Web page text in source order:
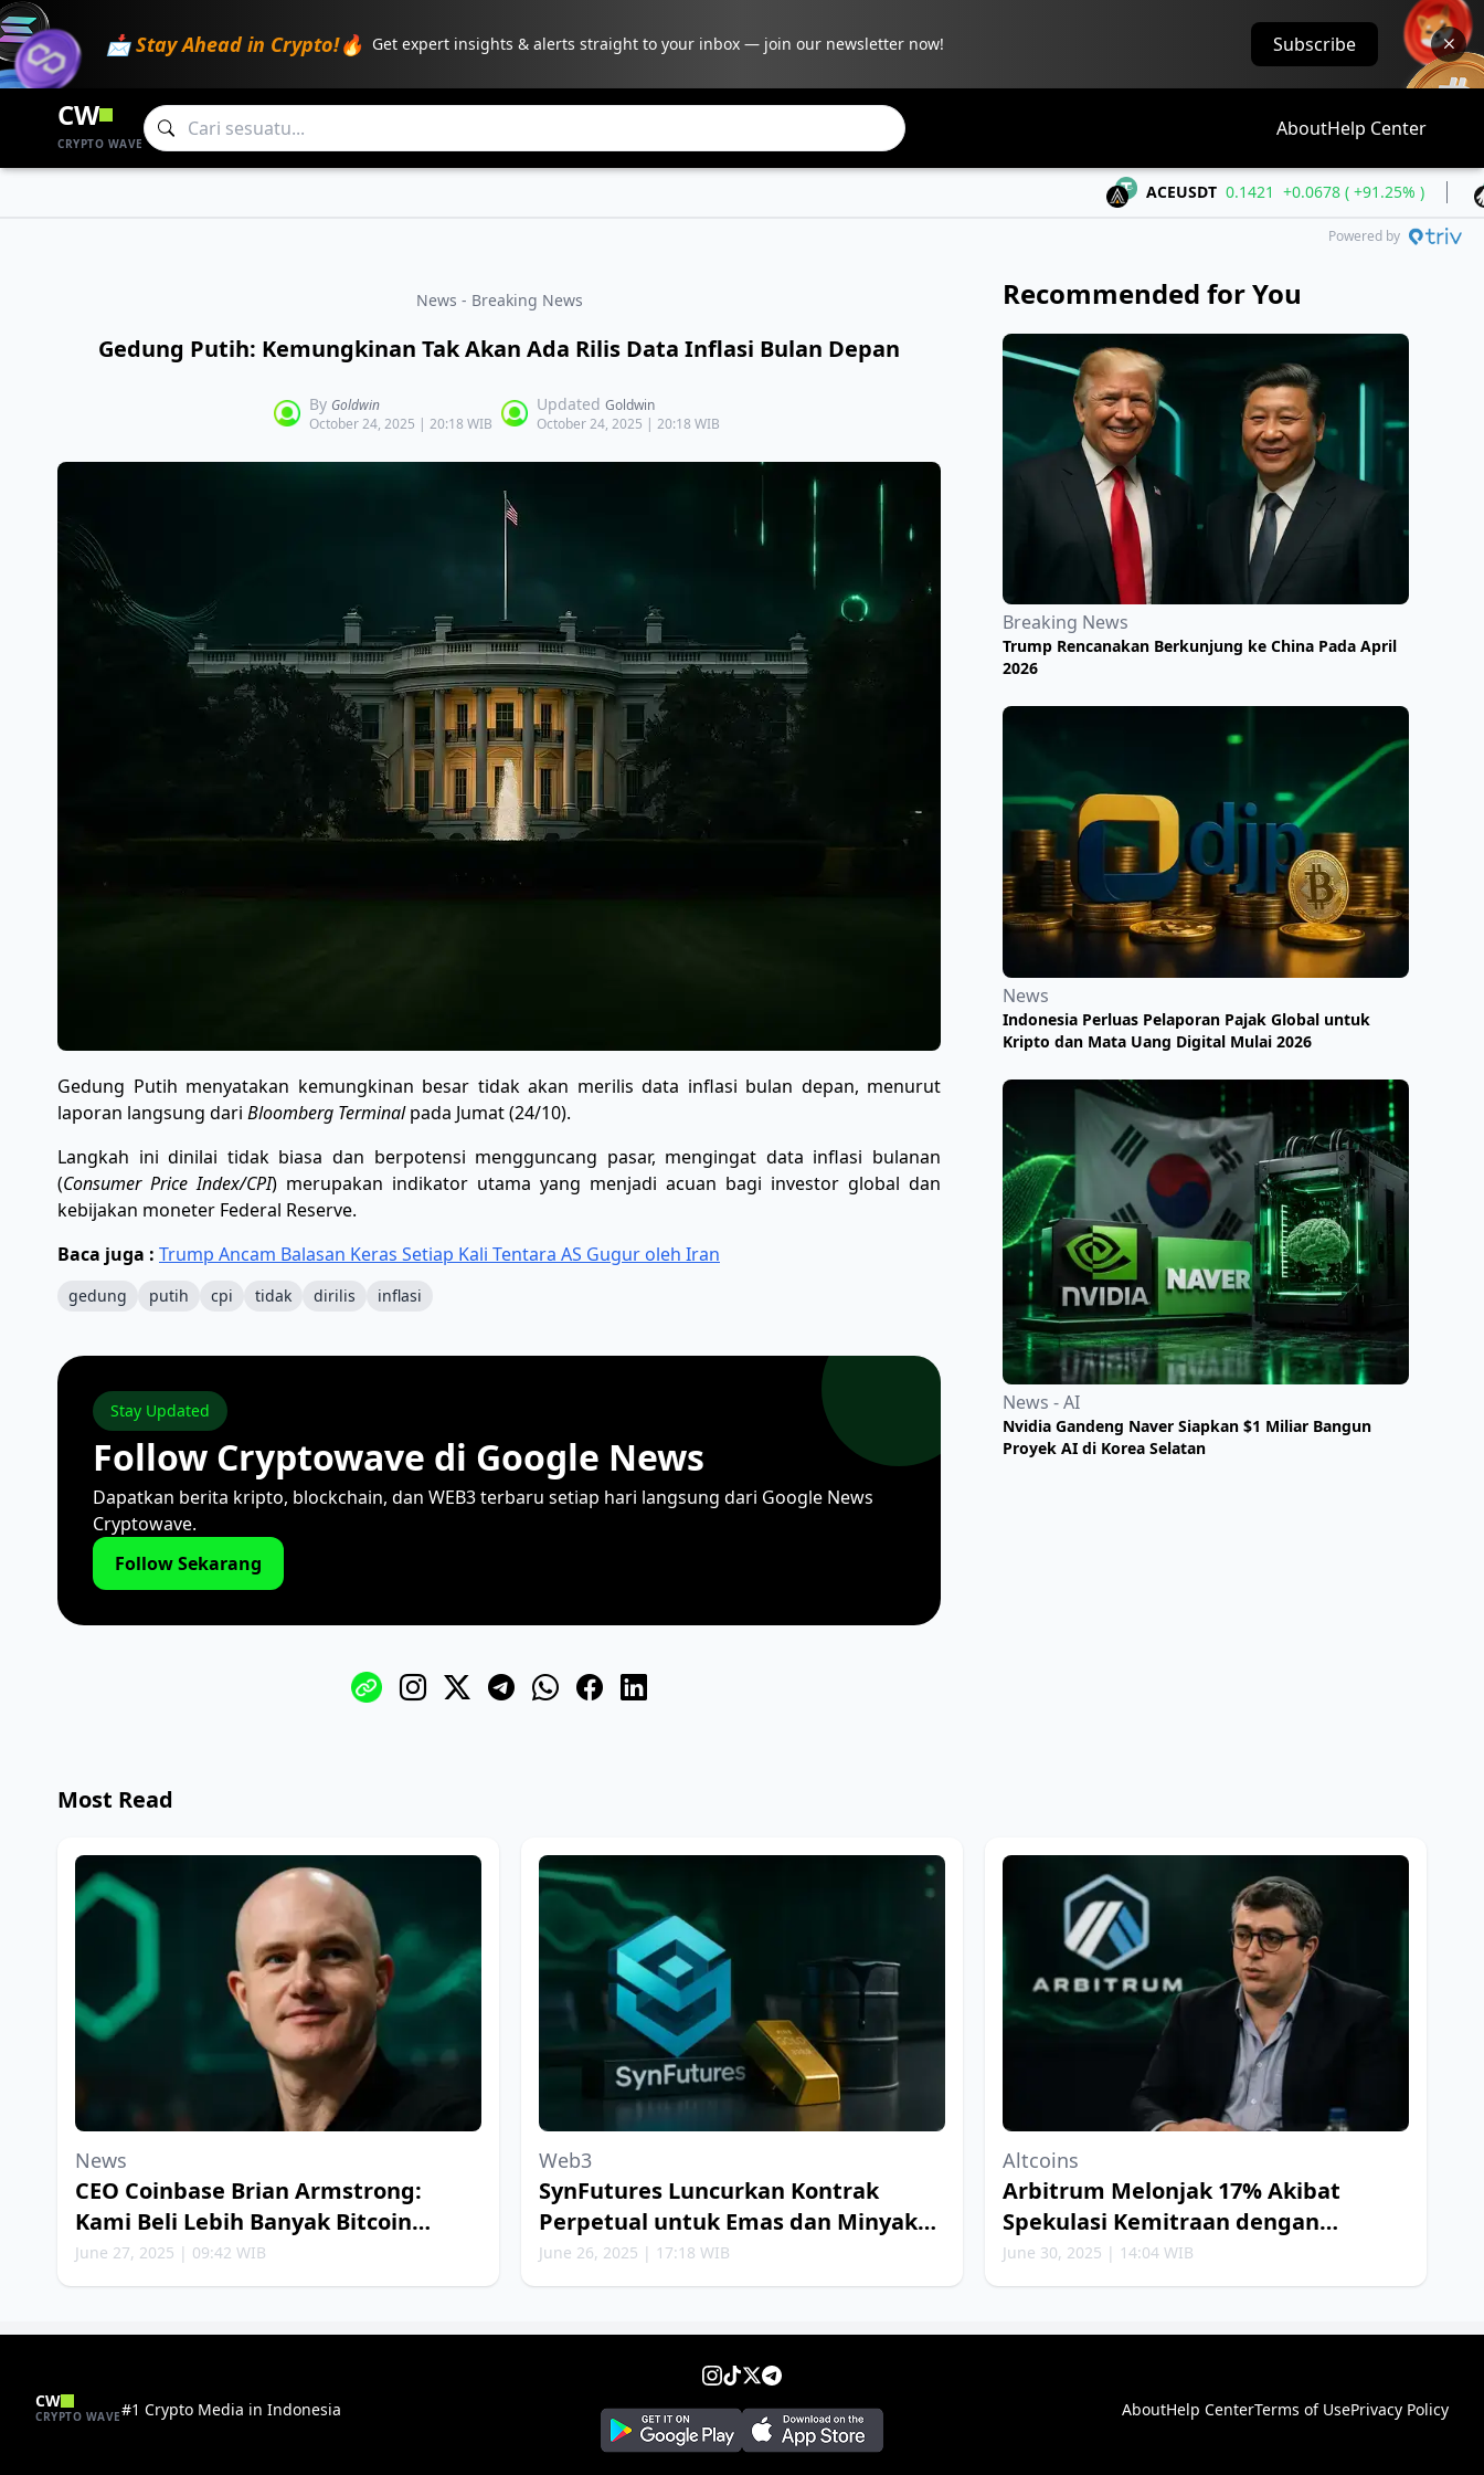
📩 Stay Ahead in Crypto!🔥 Get expert insights & alerts straight to your inbox — join our newsletter now! Subscribe
CW
CRYPTO WAVE
AboutHelp Center
ACEUSDT 0.1421 +0.0678 ( +91.25% )
Powered by
News - Breaking News
Gedung Putih: Kemungkinan Tak Akan Ada Rilis Data Inflasi Bulan Depan
By Goldwin
October 24, 2025 | 20:18 WIB
Updated Goldwin
October 24, 2025 | 20:18 WIB
Gedung Putih menyatakan kemungkinan besar tidak akan merilis data inflasi bulan depan, menurut
laporan langsung dari Bloomberg Terminalpada Jumat (24/10).
Langkah ini dinilai tidak biasa dan berpotensi mengguncang pasar, mengingat data inflasi bulanan
(Consumer Price Index/CPI) merupakan indikator utama yang menjadi acuan bagi investor global dan
kebijakan moneter Federal Reserve.
Baca juga : Trump Ancam Balasan Keras Setiap Kali Tentara AS Gugur oleh Iran
gedung putih cpi tidak dirilis inflasi
Stay Updated
Follow Cryptowave di Google News
Dapatkan berita kripto, blockchain, dan WEB3 terbaru setiap hari langsung dari Google News
Cryptowave.
Follow Sekarang
Recommended for You
Breaking News
Trump Rencanakan Berkunjung ke China Pada April
2026
News
Indonesia Perluas Pelaporan Pajak Global untuk
Kripto dan Mata Uang Digital Mulai 2026
News - AI
Nvidia Gandeng Naver Siapkan $1 Miliar Bangun
Proyek AI di Korea Selatan
Most Read
News
CEO Coinbase Brian Armstrong:
Kami Beli Lebih Banyak Bitcoin
Setiap Minggu
June 27, 2025 | 09:42 WIB
Web3
SynFutures Luncurkan Kontrak
Perpetual untuk Emas dan Minyak
Bumi
June 26, 2025 | 17:18 WIB
Altcoins
Arbitrum Melonjak 17% Akibat
Spekulasi Kemitraan dengan
Robinhood
June 30, 2025 | 14:04 WIB
CW
CRYPTO WAVE#1 Crypto Media in Indonesia AboutHelp CenterTerms of UsePrivacy Policy